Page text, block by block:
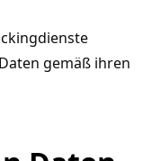
gemäß ihren